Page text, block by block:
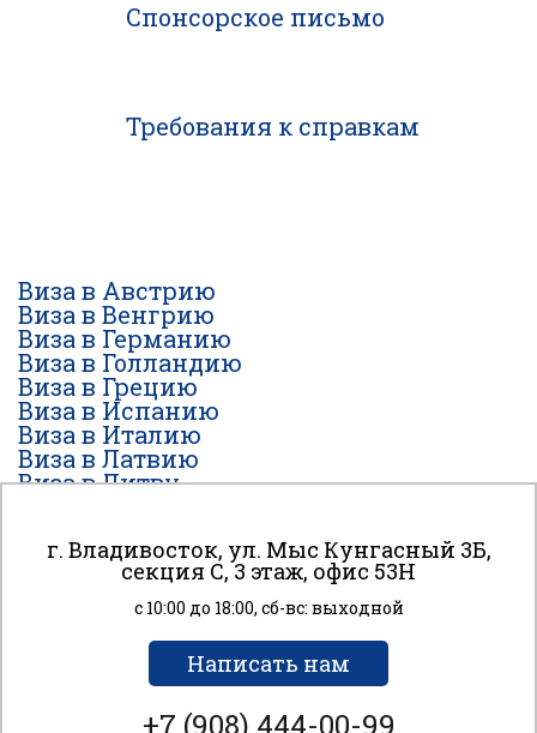
Виза в Австрию
Виза в Венгрию
Виза в Германию
Виза в Голландию
Виза в Грецию
Виза в Испанию
Виза в Италию
Виза в Латвию
Виза в Литву
Виза в Польшу
Виза в Португалию
Виза в Финляндию
Виза во Францию
Виза в Чехию
Виза в Швейцарию
Виза в Эстонию
Спонсорское письмо
Требования к справкам
г. Владивосток, ул. Мыс Кунгасный 3Б,
секция С, 3 этаж, офис 53H
с 10:00 до 18:00, сб-вс: выходной
Написать нам
+7 (908) 444-00-99
К сайту подключен сервис веб-аналитики Яндекс
Метрика, использующий cookie-файлы для анализа
пользовательской активности. Вы даете согласие
на обработку персональных данных с помощью этого